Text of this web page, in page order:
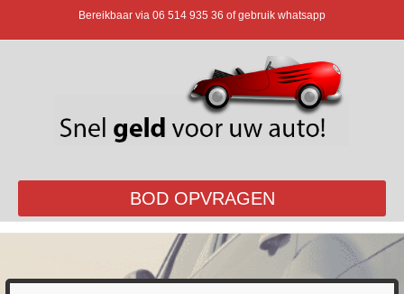
Bereikbaar via 06 514 935 36 of gebruik whatsapp
BOD OPVRAGEN